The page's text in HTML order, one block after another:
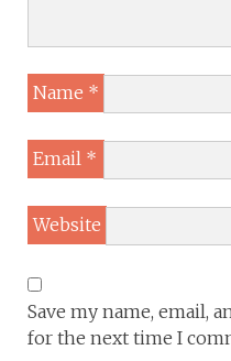
Name *
Email *
Website
Save my name, email,
for the next time I